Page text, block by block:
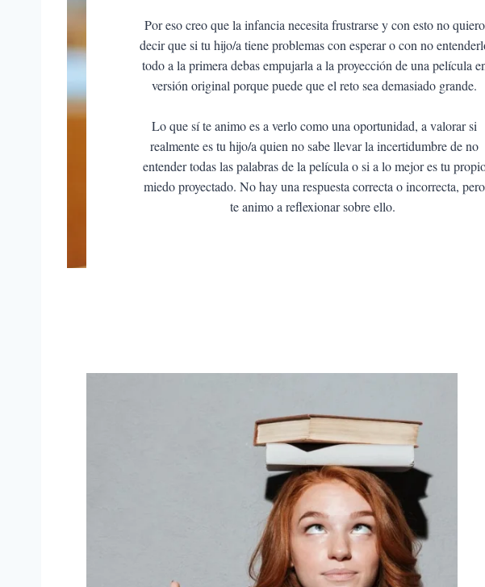
Por eso creo que la infancia necesita frustrarse y con esto no quiero
decir que si tu hijo/a tiene problemas con esperar o con no
todo a la primera debas empujarla a la proyección de una película
versión original porque puede que el reto sea demasiado grande.
Lo que sí te animo es a verlo como una oportunidad, a valorar si
realmente es tu hijo/a quien no sabe llevar la incertidumbre de no
entender todas las palabras de la película o si a lo mejor es tu
miedo proyectado. No hay una respuesta correcta o incorrecta, pero
te animo a reflexionar sobre ello.